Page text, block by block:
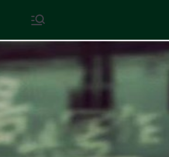
現代文學
地球小如鴿卵，/ 我輕輕地將它